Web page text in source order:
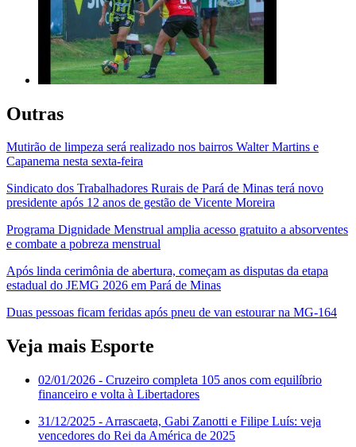
Outras
Mutirão de limpeza será realizado nos bairros Walter Martins e
Capanema nesta sexta-feira
Sindicato dos Trabalhadores Rurais de Pará de Minas terá novo
presidente após 12 anos de gestão de Vicente Moreira
Programa Dignidade Menstrual amplia acesso gratuito a absorventes
e combate a pobreza menstrual
Após linda cerimônia de abertura, começam as disputas da etapa
estadual do JEMG 2026 em Pará de Minas
Duas pessoas ficam feridas após pneu de van estourar na MG-164
Veja mais Esporte
02/01/2026 - Cruzeiro completa 105 anos com equilíbrio
financeiro e volta à Libertadores
31/12/2025 - Arrascaeta, Gabi Zanotti e Filipe Luís: veja
vencedores do Rei da América de 2025